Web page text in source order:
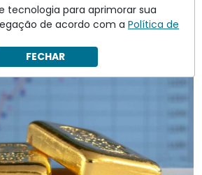
tecnologia para aprimorar sua
de acordo com a Política de
FECHAR